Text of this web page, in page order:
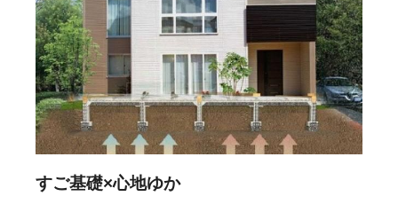
すご基礎×心地ゆか